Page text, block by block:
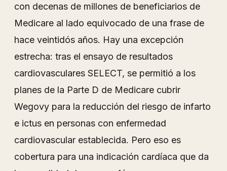
con decenas de millones de beneficiarios de
Medicare al lado equivocado de una frase de
hace veintidós años. Hay una excepción
estrecha: tras el ensayo de resultados
cardiovasculares SELECT, se permitió a los
planes de la Parte D de Medicare cubrir
Wegovy para la reducción del riesgo de infarto
e ictus en personas con enfermedad
cardiovascular establecida. Pero eso es
cobertura para una indicación cardíaca que da